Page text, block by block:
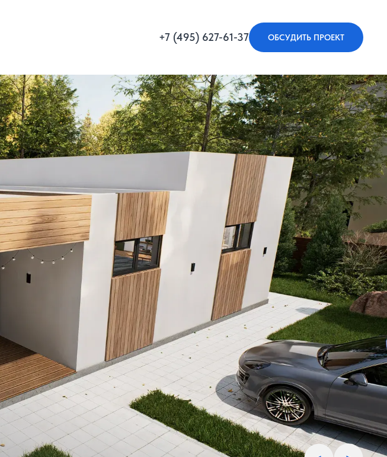
+7 (495) 627-61-37 ОБСУДИТЬ ПРОЕКТ